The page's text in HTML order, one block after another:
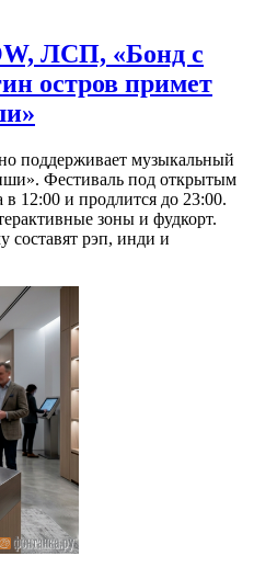
ЛСП, «Бонд с
остров примет
поддерживает музыкальный
Фестиваль под открытым
в 12:00 и продлится до 23:00.
зоны и фудкорт.
рэп, инди и